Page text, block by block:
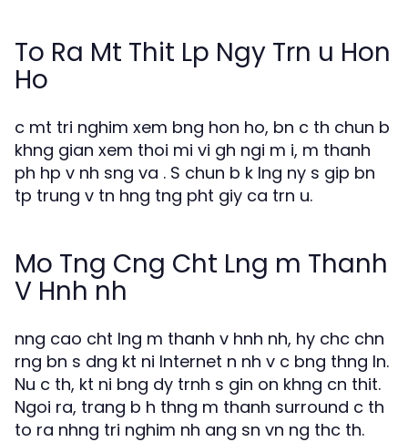
To Ra Mt Thit Lp Ngy Trn u Hon
Ho
c mt tri nghim xem bng hon ho, bn c th chun b
khng gian xem thoi mi vi gh ngi m i, m thanh
ph hp v nh sng va . S chun b k lng ny s gip bn
tp trung v tn hng tng pht giy ca trn u.
Mo Tng Cng Cht Lng m Thanh
V Hnh nh
nng cao cht lng m thanh v hnh nh, hy chc chn
rng bn s dng kt ni Internet n nh v c bng thng ln.
Nu c th, kt ni bng dy trnh s gin on khng cn thit.
Ngoi ra, trang b h thng m thanh surround c th
to ra nhng tri nghim nh ang sn vn ng thc th.